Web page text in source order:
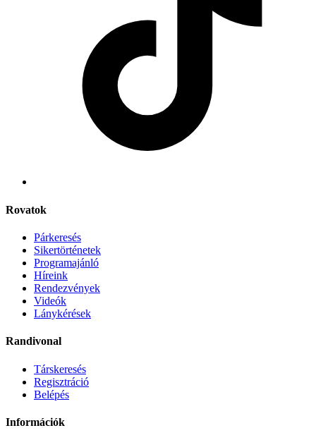
Rovatok
Párkeresés
Sikertörténetek
Programajánló
Híreink
Rendezvények
Videók
Lánykérések
Randivonal
Társkeresés
Regisztráció
Belépés
Információk